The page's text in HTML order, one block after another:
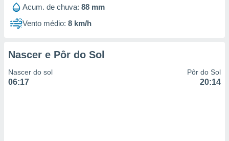
1199
Acum. de chuva: 88 mm
Vento médio: 8 km/h
Nascer e Pôr do Sol
Nascer do sol
06:17
Pôr do Sol
20:14